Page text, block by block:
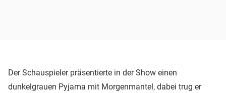
Der Schauspieler präsentierte in der Show einen
dunkelgrauen Pyjama mit Morgenmantel, dabei trug er